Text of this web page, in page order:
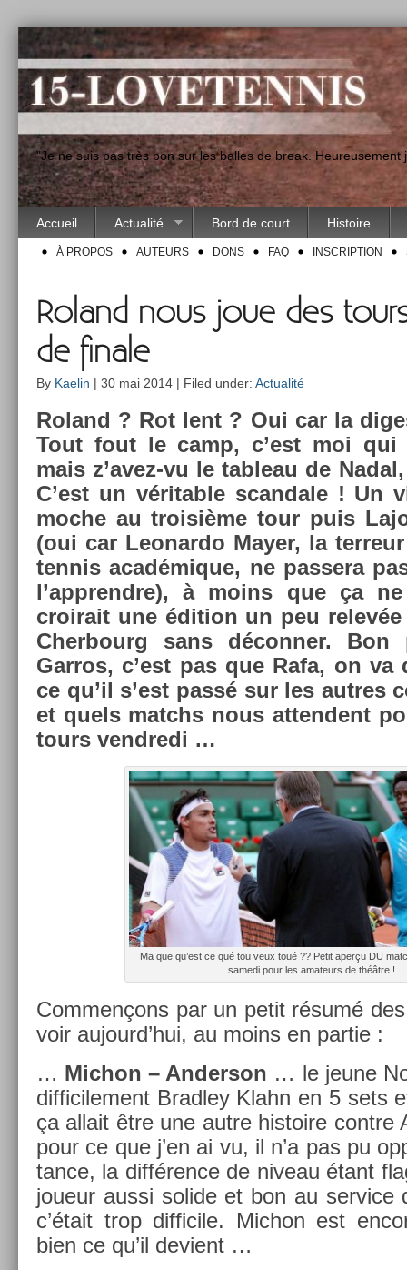
"Je ne suis pas très bon sur les balles de break.
Accueil Actualité Bord de court Histoire
À PROPOS AUTEURS DONS FAQ INSCRIPTION
Roland nous joue des
de finale
By Kaelin | 30 mai 2014 | Filed under: Actualité
Roland ? Rot lent ? Oui car la
Tout fout le camp, c’est moi
mais z’avez-vu le tab­leau de
C’est un vérit­able scan­dale ! Un
moche au troisiè­me tour puis
(oui car Leonar­do Mayer, la
ten­nis académique, ne pas­sera
l’apprendre), à moins que ça
croirait une édi­tion un peu
Cher­bourg sans déconn­er. Bon
Garros, c’est pas que Rafa, on va
ce qu’il s’est passé sur les aut­res
et quels matchs nous at­tendent
tours vendredi …
Ma que qu’est ce qué tou veux toué ?? Petit aperçu DU
samedi pour les amateurs de théâtre !
Com­men­çons par un petit résumé
voir aujourd’hui, au moins en par­tie :
… Mic­hon – An­der­son … le jeune
dif­ficile­ment Brad­ley Klahn en 5 sets
ça al­lait être une autre his­toire con­tre
pour ce que j’en ai vu, il n’a pas pu
tance, la différence de niveau étant
joueur aussi sol­ide et bon au ser­vice
c’était trop dif­ficile. Mic­hon est
bien ce qu’il de­vient …